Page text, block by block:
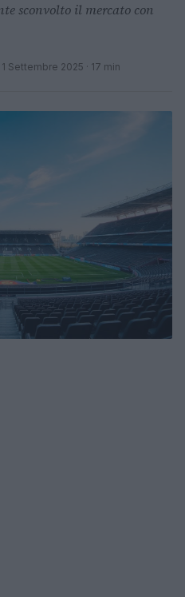
sconvolto il mercato con
1 Settembre 2025 · 17 min